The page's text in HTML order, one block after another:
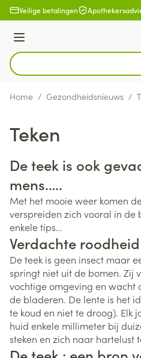
Ga naar de inhoud
Veilige betalingen
Menu
Product, merk, categorie...
Home / Gezondheidsnieuws /
Teken
De teek is ook
mens…..
Met het mooie weer komen
verspreiden zich vooral in de
enkele tips…
Verdachte
De teek is geen insect maar
springt niet uit de bomen. Zij
vochtige omgeving en wacht
de bladeren. De lente is het
te koud en niet te droog). Elk
huid enkele millimeter bij
steken en zich naar hartelust